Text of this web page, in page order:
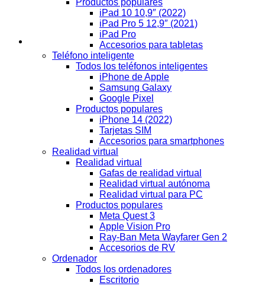
iPad 10 10,9″ (2022)
iPad Pro 5 12,9″ (2021)
iPad Pro
Accesorios para tabletas
Teléfono inteligente
Todos los teléfonos inteligentes
iPhone de Apple
Samsung Galaxy
Google Pixel
Productos populares
iPhone 14 (2022)
Tarjetas SIM
Accesorios para smartphones
Realidad virtual
Realidad virtual
Gafas de realidad virtual
Realidad virtual autónoma
Realidad virtual para PC
Productos populares
Meta Quest 3
Apple Vision Pro
Ray-Ban Meta Wayfarer Gen 2
Accesorios de RV
Ordenador
Todos los ordenadores
Escritorio